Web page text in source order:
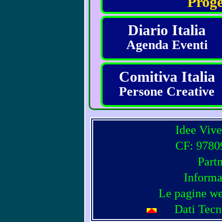
Diario Italia
Agenda Eventi
Comitiva Italia
Persone Creative
Idee
CF:
Le pagine
Dati